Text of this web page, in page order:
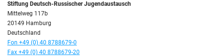
Stiftung Deutsch-Russischer Jugendaustausch
Mittelweg 117b
20149 Hamburg
Deutschland
Fon +49 (0) 40 8788679-0
Fax +49 (0) 40 8788679-20